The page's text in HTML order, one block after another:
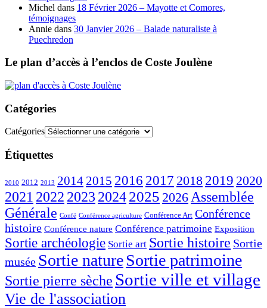
Michel dans 18 Février 2026 – Mayotte et Comores,
témoignages
Annie dans 30 Janvier 2026 – Balade naturaliste à
Puechredon
Le plan d’accès à l’enclos de Coste Joulène
Catégories
Catégories
Étiquettes
2010 2012 2013 2014 2015 2016 2017 2018 2019 2020
2021 2022 2023 20242025 2026 Assemblée
Générale Confé Conférence agriculture Conférence Art Conférence
histoire Conférence nature Conférence patrimoine Exposition
Sortie archéologie Sortie art Sortie histoire Sortie
musée Sortie natureSortie patrimoine
Sortie pierre sèche Sortie ville et village
Vie de l'association